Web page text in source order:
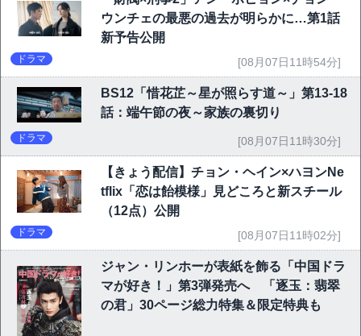
ウンチェの最悪の過去が明らかに…第1話
新予告公開
ドラマ [08月07日11時54分]
BS12「惜花芷～星が照らす道～」第13-18
話：端午節の夜～家族の裏切り
ドラマ [08月07日11時30分]
【きょう配信】チョン・ヘイン×ハヨンNe
tflix「恋は飴模様」見どころと新スチール
（12点）公開
ドラマ [08月07日11時02分]
ジャン・リンホーが表紙を飾る「中国ドラ
マが好き！」第3弾発売へ 「逐玉：翡翠
の君」30ページ総力特集＆限定特典も